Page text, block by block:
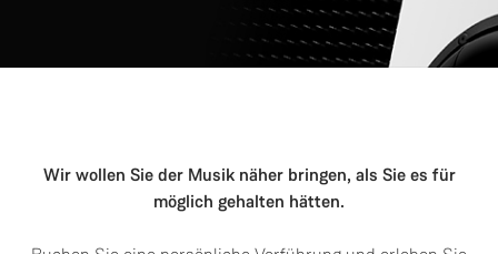
Wir wollen Sie der Musik näher bringen, als Sie es für
möglich gehalten hätten.